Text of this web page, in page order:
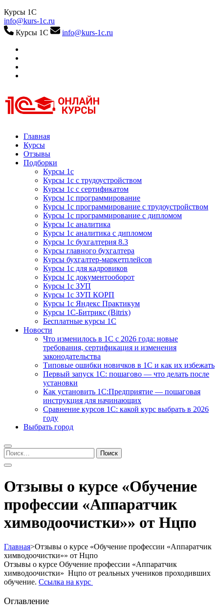
Курсы 1С
info@kurs-1c.ru
Курсы 1С
info@kurs-1c.ru
Курсы 1С
Курсы 1С официальная сертификация
Главная
Курсы
Отзывы
Подборки
Курсы 1с
Курсы 1с с трудоустройством
Курсы 1с с сертификатом
Курсы 1с программирование
Курсы 1с программирование с трудоустройством
Курсы 1с программирование с дипломом
Курсы 1с аналитика
Курсы 1с аналитика с дипломом
Курсы 1с бухгалтерия 8.3
Курсы главного бухгалтера
Курсы бухгалтер-маркетплейсов
Курсы 1с для кадровиков
Курсы 1с документооборот
Курсы 1с ЗУП
Курсы 1с ЗУП КОРП
Курсы 1с Яндекс Практикум
Курсы 1С-Битрикс (Bitrix)
Бесплатные курсы 1С
Новости
Что изменилось в 1С с 2026 года: новые
требования, сертификация и изменения
законодательства
Типовые ошибки новичков в 1С и как их избежать
Первый запуск 1С: пошагово — что делать после
установки
Как установить 1С:Предприятие — пошаговая
инструкция для начинающих
Сравнение курсов 1С: какой курс выбрать в 2026
году
Выбрать город
Найти:
Отзывы о курсе «Обучение
профессии «Аппаратчик
химводоочистки»» от Нцпо
Главная>Отзывы о курсе «Обучение профессии «Аппаратчик
химводоочистки»» от Нцпо
Отзывы о курсе Обучение профессии «Аппаратчик
химводоочистки» Нцпо от реальных учеников проходивших
обучение. Ссылка на курс
Оглавление